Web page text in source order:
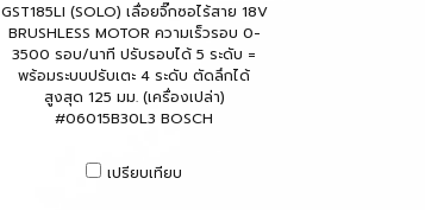
GST185LI (SOLO) เลื่อยจิ๊กซอไร้สาย 18V
BRUSHLESS MOTOR ความเร็วรอบ 0-
3500 รอบ/นาที ปรับรอบได้ 5 ระดับ =
พร้อมระบบปรับเตะ 4 ระดับ ตัดลึกได้
สูงสุด 125 มม. (เครื่องเปล่า)
#06015B30L3 BOSCH
เปรียบเทียบ